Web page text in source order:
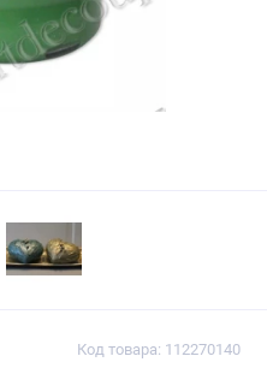
Код товара: 112270140